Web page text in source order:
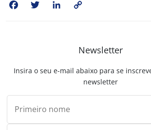
FacebookTwitterLinkedIn
Newsletter
Insira o seu e-mail abaixo para se
newsletter